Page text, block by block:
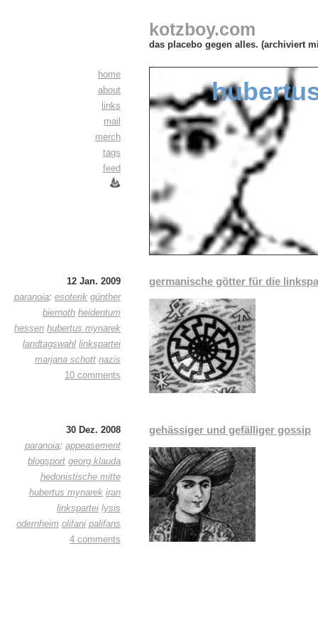
kotzboy.com
das placebo gegen alles. (archiviert
home
about
links
mail
merch
tags
feed
12 Jan. 2009
paranoia: esoterik günther
biernoth heidentum
hessen hubertus mynarek
landtagswahl linkspartei
marjana schott nazis
10 comments
germanische götter für die
30 Dez. 2008
paranoia: appeasement
blogsport georg klauda
hedonistische mitte
hubertus mynarek iran
linkspartei lysis
odernheim olifani palifans
4 comments
gehässiger und gefälliger gossip